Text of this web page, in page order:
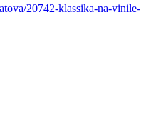
20742-klassika-na-vinile-